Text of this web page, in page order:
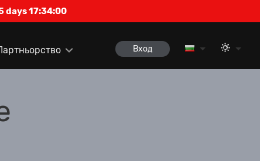
days 17:34:00
Вход